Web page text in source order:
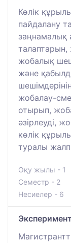
Көлік
пайдалану
заңнамалық
жобалық
және
жобалау-
отырып,
әзірлеуді,
көлік
туралы
Оқу жылы - 1
Семестр - 2
Несиелер - 6